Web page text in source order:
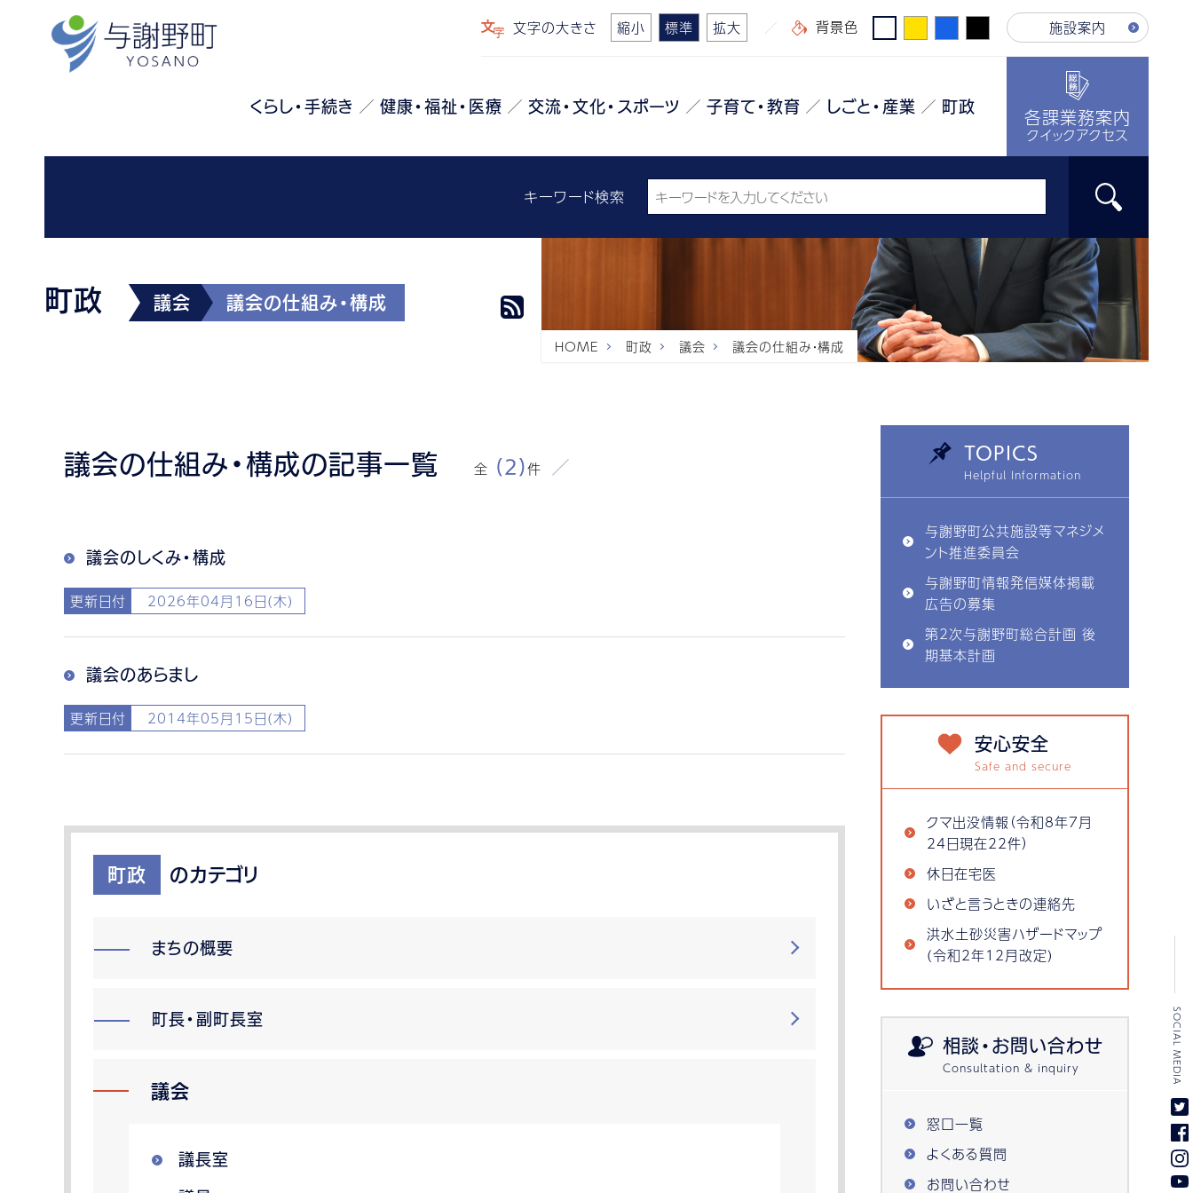
文字の大きさ 縮小 標準 拡大 背景色 施設案内
くらし・手続き 健康・福祉・医療 交流・文化・スポーツ 子育て・教育 しごと・産業 町政 各課業務案内
クイックアクセス
キーワード検索
町政 議会 議会の仕組み・構成
HOME 町政 議会 議会の仕組み・構成
議会の仕組み・構成の記事一覧 全 (2)件
議会のしくみ・構成
更新日付 2026年04月16日(木)
議会のあらまし
更新日付 2014年05月15日(木)
町政 のカテゴリ
まちの概要
町長・副町長室
議会
議長室
TOPICS
与謝野町公共施設等マネジメ
ント推進委員会
与謝野町情報発信媒体掲載
広告の募集
第2次与謝野町総合計画 後
期基本計画
安心安全
クマ出没情報（令和8年7月
24日現在22件）
休日在宅医
いざと言うときの連絡先
洪水土砂災害ハザードマップ
(令和2年12月改定)
相談・お問い合わせ
窓口一覧
よくある質問
お問い合わせ
SOCIAL MEDIA